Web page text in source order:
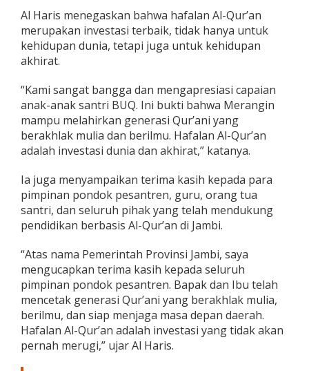
t
u
k
i
a
d
a
A
h
i
r
t
Al Haris menegaskan bahwa hafalan Al-Qur’an
merupakan investasi terbaik, tidak hanya untuk
kehidupan dunia, tetapi juga untuk kehidupan
akhirat.
“Kami sangat bangga dan mengapresiasi capaian
anak-anak santri BUQ. Ini bukti bahwa Merangin
mampu melahirkan generasi Qur’ani yang
berakhlak mulia dan berilmu. Hafalan Al-Qur’an
adalah investasi dunia dan akhirat,” katanya.
Ia juga menyampaikan terima kasih kepada para
pimpinan pondok pesantren, guru, orang tua
santri, dan seluruh pihak yang telah mendukung
pendidikan berbasis Al-Qur’an di Jambi.
“Atas nama Pemerintah Provinsi Jambi, saya
mengucapkan terima kasih kepada seluruh
pimpinan pondok pesantren. Bapak dan Ibu telah
mencetak generasi Qur’ani yang berakhlak mulia,
berilmu, dan siap menjaga masa depan daerah.
Hafalan Al-Qur’an adalah investasi yang tidak akan
pernah merugi,” ujar Al Haris.